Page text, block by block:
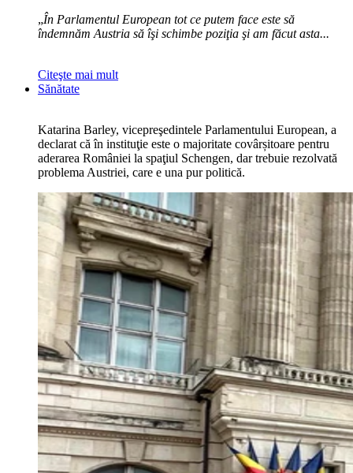
„În Parlamentul European tot ce putem face este să
îndemnăm Austria să îşi schimbe poziţia şi am făcut asta...
Citeşte mai mult
Sănătate
Katarina Barley, vicepreşedintele Parlamentului European, a
declarat că în instituţie este o majoritate covârșitoare pentru
aderarea României la spaţiul Schengen, dar trebuie rezolvată
problema Austriei, care e una pur politică.